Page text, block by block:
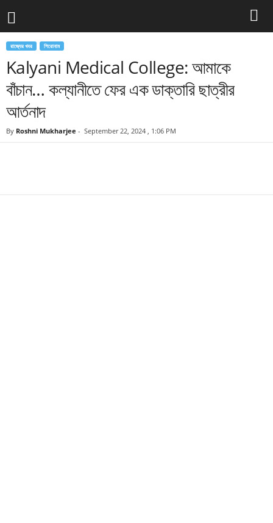
রাজ্যের খবর শিরোনাম
Kalyani Medical College: আমাকে
বাঁচান… কল্যানীতে ফের এক ডাক্তারি ছাত্রীর
আর্তনাদ
By Roshni Mukharjee - September 22, 2024 , 1:06 PM